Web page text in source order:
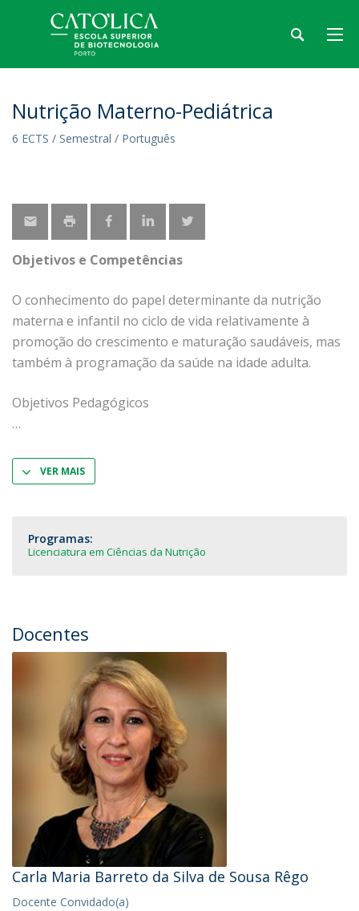
Nutrição Materno-Pediátrica
6 ECTS / Semestral / Português
Objetivos e Competências
O conhecimento do papel determinante da nutrição
materna e infantil no ciclo de vida relativamente à
promoção do crescimento e maturação saudáveis, mas
também à programação da saúde na idade adulta.
Objetivos Pedagógicos
VER MAIS
Programas:
Licenciatura em Ciências da Nutrição
Docentes
Carla Maria Barreto da Silva de Sousa Rêgo
Docente Convidado(a)